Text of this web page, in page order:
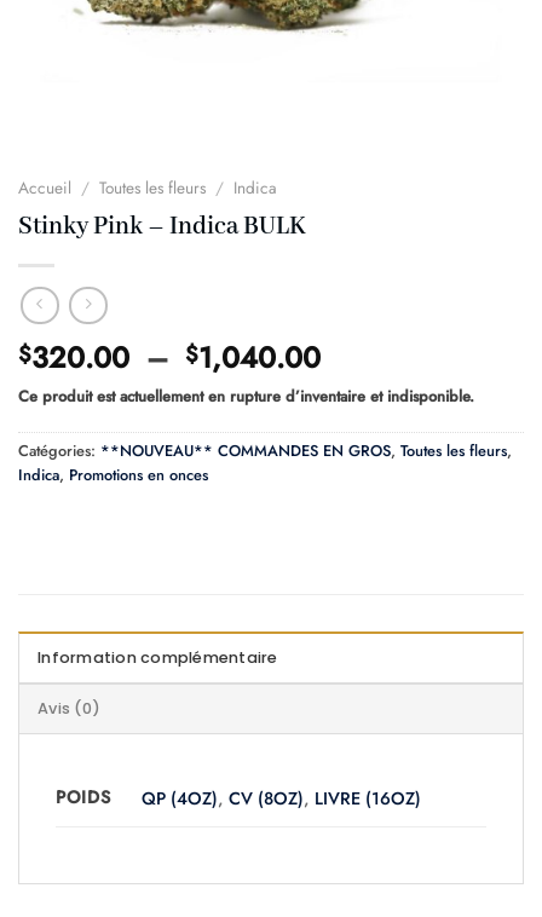
Accueil / Toutes les fleurs / Indica
Stinky Pink – Indica BULK
$320.00 – $1,040.00Plage
de
prix :
$320.00
Ce produit est actuellement en rupture d’inventaire et indisponible.
Catégories: **NOUVEAU** COMMANDES EN GROS, Toutes les fleurs,
Indica, Promotions en onces
Information complémentaire
Avis (0)
POIDS QP (4OZ),CV (8OZ), LIVRE (16OZ)